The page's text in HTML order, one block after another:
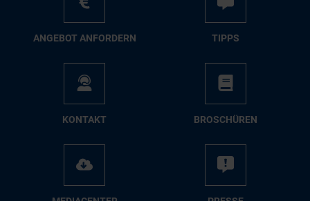
AN­GE­BOT AN­FOR­DERN TIPPS
KON­TAKT BRO­SCHÜ­REN